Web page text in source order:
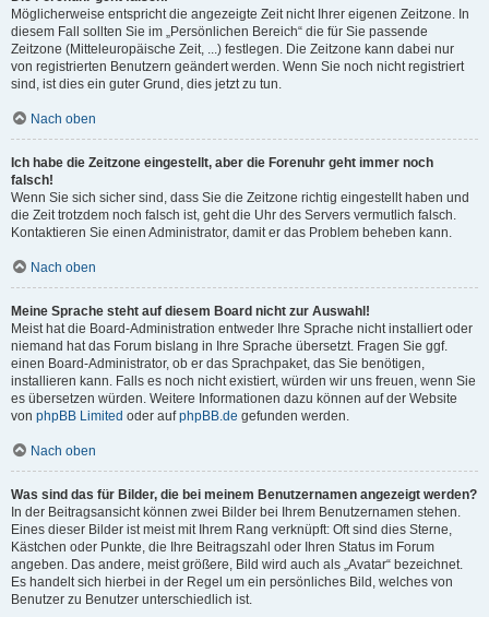
Möglicherweise entspricht die angezeigte Zeit nicht Ihrer eigenen Zeitzone. In
diesem Fall sollten Sie im „Persönlichen Bereich“ die für Sie passende
Zeitzone (Mitteleuropäische Zeit, ...) festlegen. Die Zeitzone kann dabei nur
von registrierten Benutzern geändert werden. Wenn Sie noch nicht registriert
sind, ist dies ein guter Grund, dies jetzt zu tun.
Nach oben
Ich habe die Zeitzone eingestellt, aber die Forenuhr geht immer noch
falsch!
Wenn Sie sich sicher sind, dass Sie die Zeitzone richtig eingestellt haben und
die Zeit trotzdem noch falsch ist, geht die Uhr des Servers vermutlich falsch.
Kontaktieren Sie einen Administrator, damit er das Problem beheben kann.
Nach oben
Meine Sprache steht auf diesem Board nicht zur Auswahl!
Meist hat die Board-Administration entweder Ihre Sprache nicht installiert oder
niemand hat das Forum bislang in Ihre Sprache übersetzt. Fragen Sie ggf.
einen Board-Administrator, ob er das Sprachpaket, das Sie benötigen,
installieren kann. Falls es noch nicht existiert, würden wir uns freuen, wenn Sie
es übersetzen würden. Weitere Informationen dazu können auf der Website
von phpBB Limited oder aufphpBB.de gefunden werden.
Nach oben
Was sind das für Bilder, die bei meinem Benutzernamen angezeigt werden?
In der Beitragsansicht können zwei Bilder bei Ihrem Benutzernamen stehen.
Eines dieser Bilder ist meist mit Ihrem Rang verknüpft: Oft sind dies Sterne,
Kästchen oder Punkte, die Ihre Beitragszahl oder Ihren Status im Forum
angeben. Das andere, meist größere, Bild wird auch als „Avatar“ bezeichnet.
Es handelt sich hierbei in der Regel um ein persönliches Bild, welches von
Benutzer zu Benutzer unterschiedlich ist.